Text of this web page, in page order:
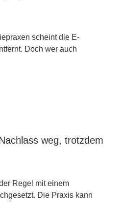
scheint die E-
Doch wer auch
weg, trotzdem
Regel mit einem
Die Praxis kann